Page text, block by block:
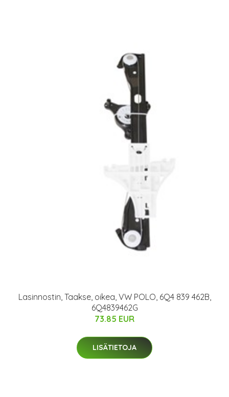
Lasinnostin, Taakse, oikea, VW POLO, 6Q4 839 462B,
6Q4839462G
73.85 EUR
LISÄTIETOJA